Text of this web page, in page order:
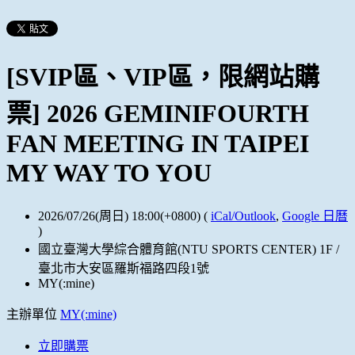
[SVIP區、VIP區，限網站購
票] 2026 GEMINIFOURTH
FAN MEETING IN TAIPEI
MY WAY TO YOU
2026/07/26(周日) 18:00(+0800) ( iCal/Outlook, Google 日曆
)
國立臺灣大學綜合體育館(NTU SPORTS CENTER) 1F /
臺北市大安區羅斯福路四段1號
MY(:mine)
主辦單位 MY(:mine)
立即購票